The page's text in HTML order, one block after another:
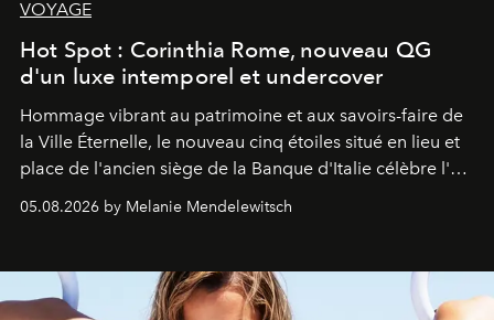
VOYAGE
Hot Spot : Corinthia Rome, nouveau QG
d'un luxe intemporel et undercover
Hommage vibrant au patrimoine et aux savoirs-faire de
la Ville Éternelle, le nouveau cinq étoiles situé en lieu et
place de l'ancien siège de la Banque d'Italie célèbre l'art
de vivre Romain dans toute son élégance intemporelle.
05.08.2026 by Melanie Mendelewitsch